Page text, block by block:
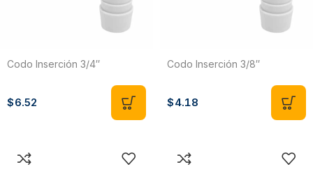
Codo Inserción 3/4″
$6.52
Codo Inserción 3/8″
$4.18